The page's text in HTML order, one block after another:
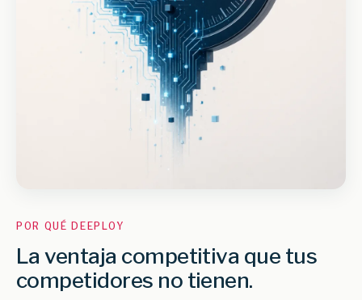
POR QUÉ DEEPLOY
La ventaja competitiva que tus
competidores no tienen.